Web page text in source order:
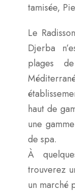
tamisée,
Le
Djerba
plages
haut de
une
de spa.
À
trouverez
un marché